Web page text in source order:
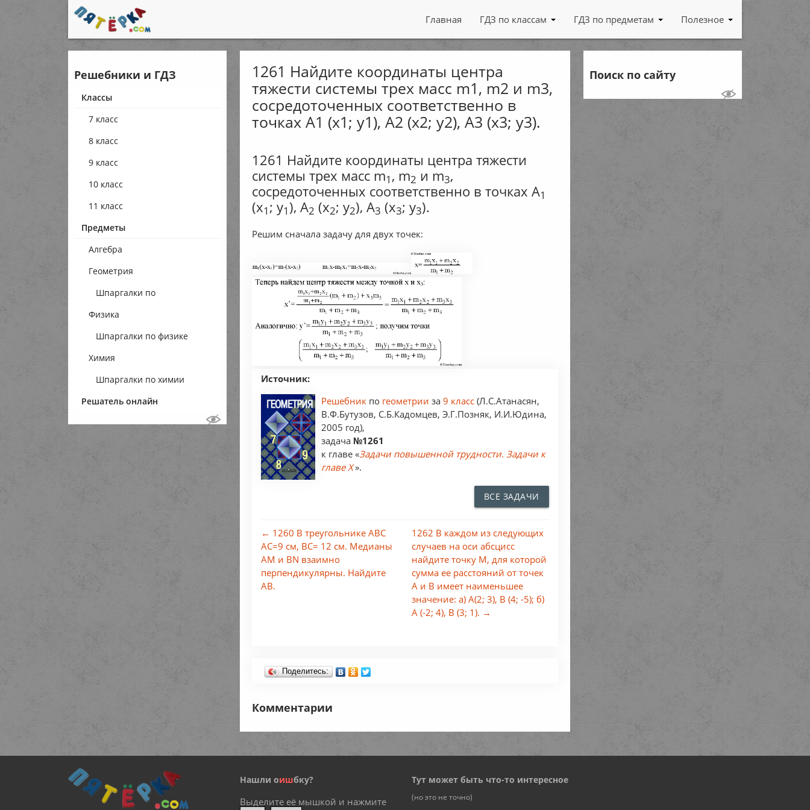
Главная ГДЗ по классам ГДЗ по предметам Полезное
Решебники и ГДЗ
Классы
7 класс
8 класс
9 класс
10 класс
11 класс
Предметы
Алгебра
Геометрия
Шпаргалки по
геометрии
Физика
Шпаргалки по физике
Химия
Шпаргалки по химии
Решатель онлайн
1261 Найдите координаты центра
тяжести системы трех масс m1, m2 и m3,
сосредоточенных соответственно в
точках А1 (x1; y1), А2 (х2; у2), А3 (х3; у3).
1261 Найдите координаты центра тяжести
системы трех масс m1, m2 и m3,
сосредоточенных соответственно в точках А1
(x1; y1 ), А2 (х2; у2), А3 (х3; у3).
Решим сначала задачу для двух точек:
Источник:
Решебник по геометрииза9 класс (Л.С.Атанасян,
В.Ф.Бутузов, С.Б.Кадомцев, Э.Г.Позняк, И.И.Юдина,
2005 год),
задача №1261
к главе «Задачи повышенной трудности. Задачи к
главе X».
ВСЕ ЗАДАЧИ
← 1260 В треугольнике ABC
АС=9 см, ВС= 12 см. Медианы
AM и BN взаимно
перпендикулярны. Найдите
АВ.
1262 В каждом из следующих
случаев на оси абсцисс
найдите точку М, для которой
сумма ее расстояний от точек
А и В имеет наименьшее
значение: а) А(2; 3), В (4; -5); б)
А (-2; 4), B (3; 1). →
Поделитесь:
Комментарии
Поиск по сайту
Нашли оишбку?
Выделите её мышкой и нажмите
Тут может быть что-то интересное
(но это не точно)